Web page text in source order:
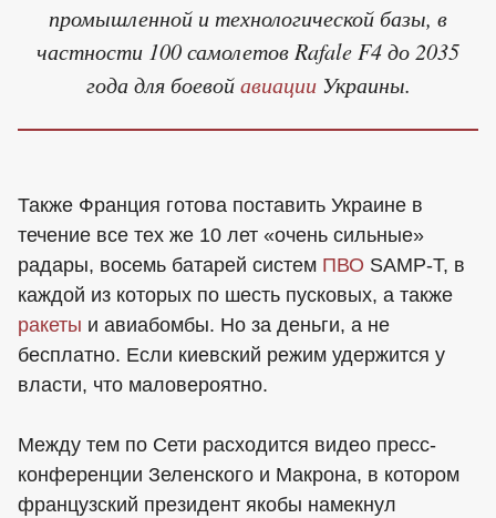
промышленной и технологической базы, в
частности 100 самолетов Rafale F4 до 2035
года для боевойавиацииУкраины.
Также Франция готова поставить Украине в
течение все тех же 10 лет «очень сильные»
радары, восемь батарей систем ПВО SAMP-T, в
каждой из которых по шесть пусковых, а также
ракеты и авиабомбы. Но за деньги, а не
бесплатно. Если киевский режим удержится у
власти, что маловероятно.
Между тем по Сети расходится видео пресс-
конференции Зеленского и Макрона, в котором
французский президент якобы намекнул